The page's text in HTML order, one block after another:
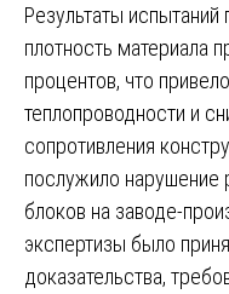
Результаты испытаний
плотность материала
процентов, что
теплопроводности и
сопротивления
послужило нарушение
блоков на заводе-
экспертизы было
доказательства,